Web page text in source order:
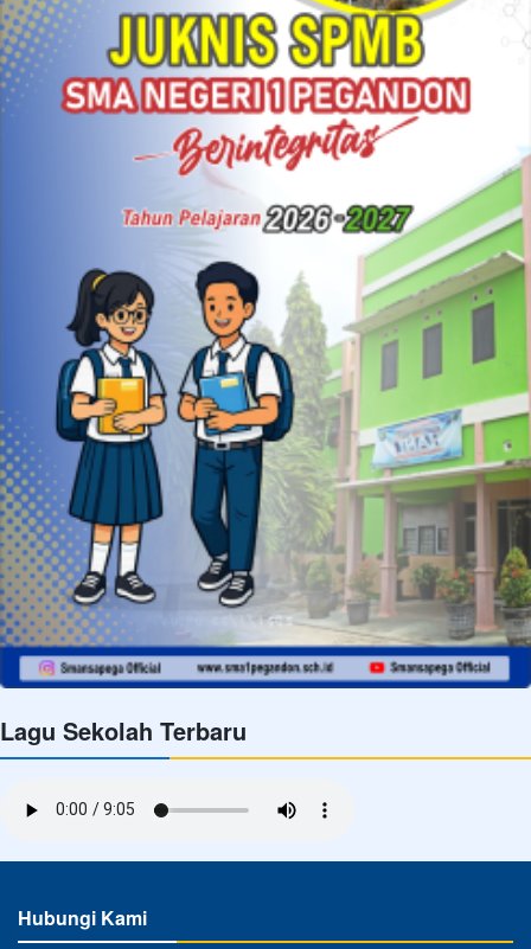
Lagu Sekolah Terbaru
Hubungi Kami